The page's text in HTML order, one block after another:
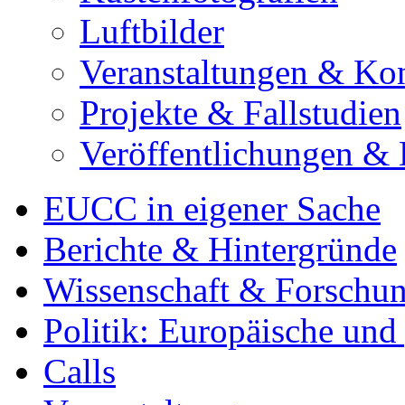
Luftbilder
Veranstaltungen &
Projekte & Fallstudien
Veröffentlichungen &
EUCC in eigener Sache
Berichte & Hintergründe
Wissenschaft &
Politik: Europäische
Calls